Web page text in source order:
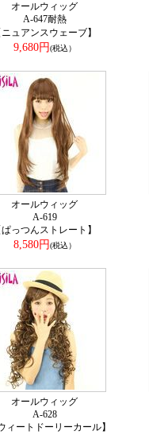
オールウィッグ
A-647耐熱
ニュアンスウェーブ】
9,680円(税込）
オールウィッグ
A-619
ぱっつんストレート】
8,580円(税込）
オールウィッグ
A-628
ィートドーリーカール】